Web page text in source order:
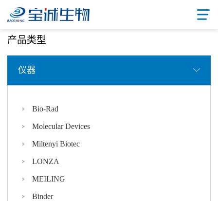
首页/ 产品中心
产品类型
仪器
Bio-Rad
Molecular Devices
Miltenyi Biotec
LONZA
MEILING
Binder